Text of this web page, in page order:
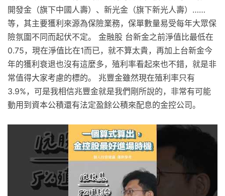
開發金（旗下中國人壽）、新光金（旗下新光人壽）……
等，其主要獲利來源為保險業務，保單數量易受每年大眾保
險氛圍不同而起伏不定。 金融股 台新金之前淨值比最低在
0.75，現在淨值比在1而已，就不算太貴，再加上台新金今
年的獲利衰退也沒有這麼多，殖利率看起來也不錯，就是非
常值得大家考慮的標的。 兆豐金雖然現在殖利率只有
3.9%，可是我相信兆豐金就是我們剛所說的，非常有可能
動用到資本公積還有法定盈餘公積來配息的金控公司。